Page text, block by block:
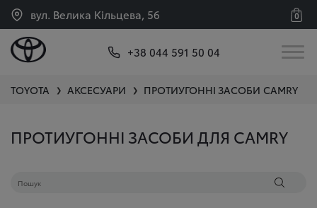
вул. Велика Кільцева, 56 0
+38 044 591 50 04
TOYOTA ❯ АКСЕСУАРИ ❯ ПРОТИУГОННІ ЗАСОБИ CAMRY
ПРОТИУГОННІ ЗАСОБИ ДЛЯ CAMRY